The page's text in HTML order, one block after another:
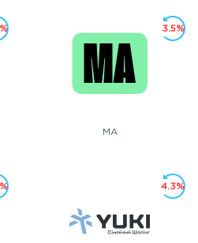
MA
3.5%
4.3%